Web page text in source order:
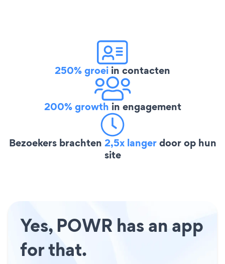
250% groei in contacten
200% growth in engagement
Bezoekers brachten 2,5x langerdoor op hun
site
Yes, POWR has an app
for that.